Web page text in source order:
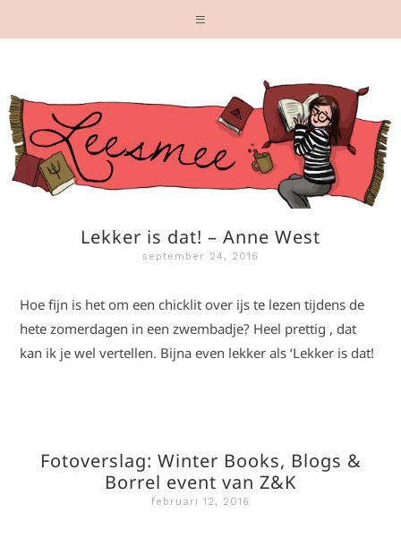
Lekker is dat! – Anne West
september 24, 2016
Hoe fijn is het om een chicklit over ijs te lezen tijdens de
hete zomerdagen in een zwembadje? Heel prettig , dat
kan ik je wel vertellen. Bijna even lekker als ‘Lekker is dat!
Fotoverslag: Winter Books, Blogs &
Borrel event van Z&K
februari 12, 2016